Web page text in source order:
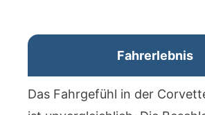
Fahrerlebnis
Das Fahrgefühl in der